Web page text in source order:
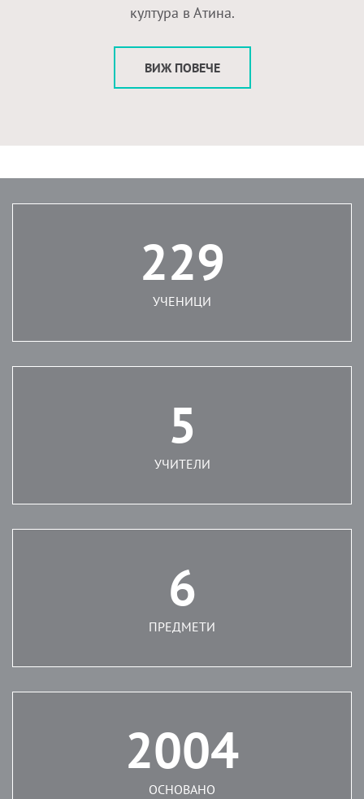
култура в Атина.
ВИЖ ПОВЕЧЕ
229
УЧЕНИЦИ
5
УЧИТЕЛИ
6
ПРЕДМЕТИ
2004
ОСНОВАНО